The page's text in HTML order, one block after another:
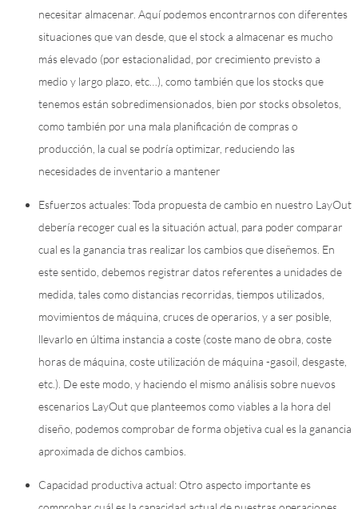
necesitar almacenar. Aquí podemos encontrarnos con diferentes
situaciones que van desde, que el stock a almacenar es mucho
más elevado (por estacionalidad, por crecimiento previsto a
medio y largo plazo, etc…), como también que los stocks que
tenemos están sobredimensionados, bien por stocks obsoletos,
como también por una mala planificación de compras o
producción, la cual se podría optimizar, reduciendo las
necesidades de inventario a mantener
Esfuerzos actuales: Toda propuesta de cambio en nuestro LayOut
debería recoger cual es la situación actual, para poder comparar
cual es la ganancia tras realizar los cambios que diseñemos. En
este sentido, debemos registrar datos referentes a unidades de
medida, tales como distancias recorridas, tiempos utilizados,
movimientos de máquina, cruces de operarios, y a ser posible,
llevarlo en última instancia a coste (coste mano de obra, coste
horas de máquina, coste utilización de máquina -gasoil, desgaste,
etc.). De este modo, y haciendo el mismo análisis sobre nuevos
escenarios LayOut que planteemos como viables a la hora del
diseño, podemos comprobar de forma objetiva cual es la ganancia
aproximada de dichos cambios.
Capacidad productiva actual: Otro aspecto importante es